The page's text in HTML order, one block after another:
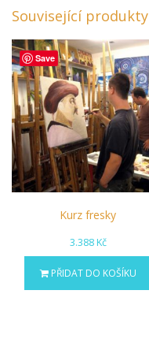
Související produkty
Save
Kurz fresky
3.388Kč
PŘIDAT DO KOŠÍKU